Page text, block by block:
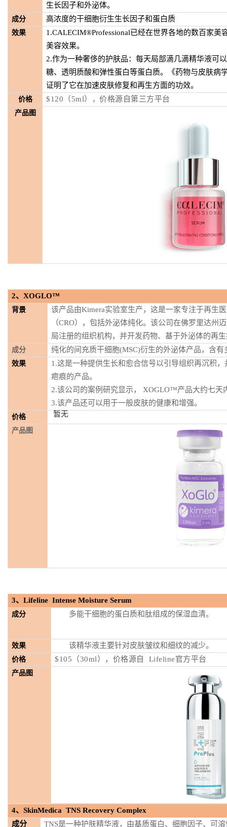
生长因子和外泌体。
成分 高浓度的干细胞衍生生长因子和蛋白质
效果
1.CALECIM®Professional已经在世界各地的数百家美
美容效果。
2.作为一种奢侈的护肤品：每天局部滴几滴精华液可
糖、透明质酸和弹性蛋白等蛋白质。《药物与皮肤病
证明了它在加速皮肤修复和再生方面的功效。
价格 $120（5ml） ，价格源自第三方平台
产品图
2、 XOGLO™
背景
该产品由Kimera实验室生产，这是一家专注于再生
（CRO），包括外泌体纯化。该公司在佛罗里达州
局注册的组织机构，并开发药物、基于外泌体的再
成分 纯化的间充质干细胞(MSC)衍生的外泌体产品，含有
效果
1.这是一种提供生长和愈合信号以引导组织再沉积
疤痕的产品。
2.该公司的案例研究显示， XOGLO™产品大约七天
3.该产品还可以用于一般皮肤的健康和增强。
价格 暂无
产品图
3、Lifeline Intense Moisture Serum
成分 多能干细胞的蛋白质和肽组成的保湿血清。
效果 该精华液主要针对皮肤皱纹和细纹的减少。
价格 $105（30ml），价格源自 Lifeline官方平台
产品图
4、SkinMedica TNS Recovery Complex
成分
TNS是一种护肤精华液，由基质蛋白、细胞因子、可